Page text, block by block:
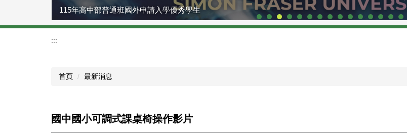
115年高中部普通班國外申請入學優秀學生
:::
首頁 最新消息
國中國小可調式課桌椅操作影片